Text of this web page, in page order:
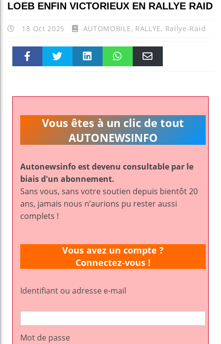
LOEB ENFIN VICTORIEUX EN RALLYE RAID
18 Oct 2025 AUTOMOBILE, RALLYE, Rallye-Raid
k pt
Vous êtes à un clic de tout
AUTONEWSINFO
Autonewsinfo est devenu consultable par le
biais d'un abonnement.
Sans vous, sans votre soutien depuis bientôt 20
ans, jamais nous n’aurions pu rester aussi
complets !
Vous avez un compte ?
Connectez-vous !
Identifiant ou adresse e-mail
Mot de passe